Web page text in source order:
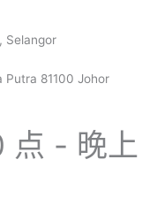
Selangor
Putra 81100 Johor
点 - 晚上